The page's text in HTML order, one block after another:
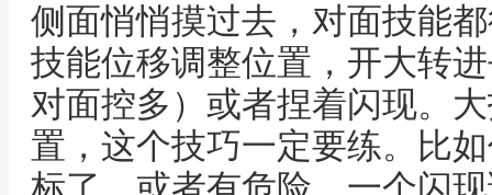
侧面悄悄摸过去，对面技能
技能位移调整位置，开大转
对面控多）或者捏着闪现。
置，这个技巧一定要练。比